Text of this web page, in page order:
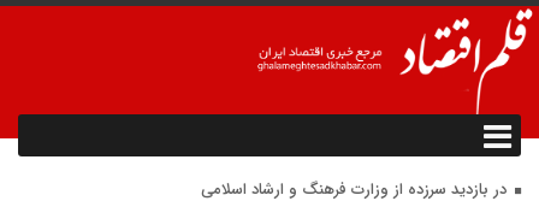
در بازدید سرزده از وزارت فرهنگ و ارشاد اسلامی